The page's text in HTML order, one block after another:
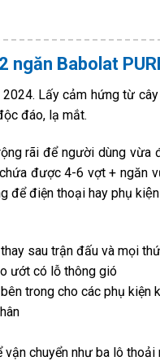
Babolat
Lấy cảm hứng từ
đáo, lạ mắt.
rãi để người dùng vừa
được 4-6 vợt + ngăn
để điện thoại hay phụ
sau trận đấu và mọi
ướt có lỗ thông gió
trong cho các phụ kiện
chuyển như ba lô thoải